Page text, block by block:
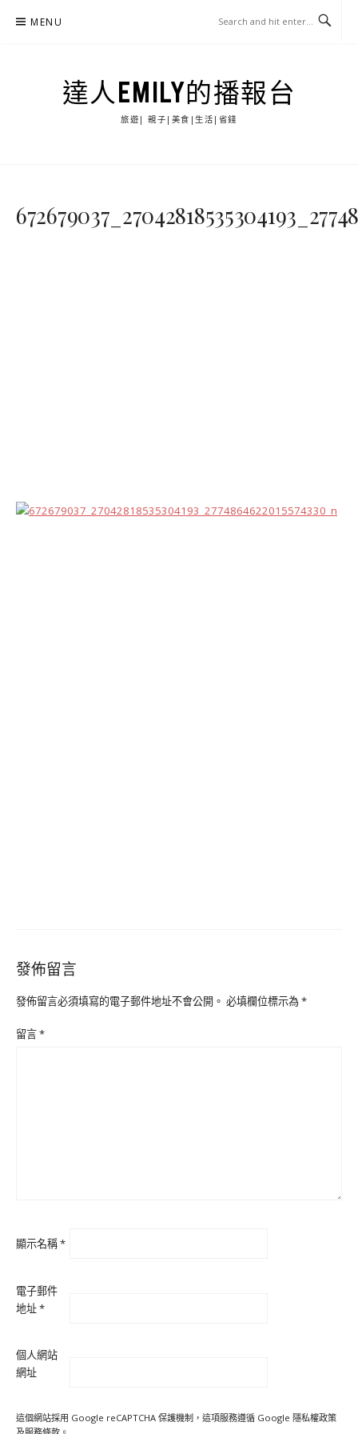
MENU
達人EMILY的播報台
旅遊| 親子|美食|生活|省錢
發佈留言
發佈留言必須填寫的電子郵件地址不會公開。 必填欄位標示為*
留言*
顯示名稱*
電子郵件
地址*
個人網站
網址
這個網站採用 Google reCAPTCHA 保護機制，這項服務遵循 Google 隱私權政策